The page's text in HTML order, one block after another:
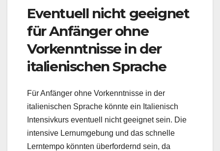
Eventuell nicht geeignet
für Anfänger ohne
Vorkenntnisse in der
italienischen Sprache
Für Anfänger ohne Vorkenntnisse in der
italienischen Sprache könnte ein Italienisch
Intensivkurs eventuell nicht geeignet sein. Die
intensive Lernumgebung und das schnelle
Lerntempo könnten überfordernd sein, da